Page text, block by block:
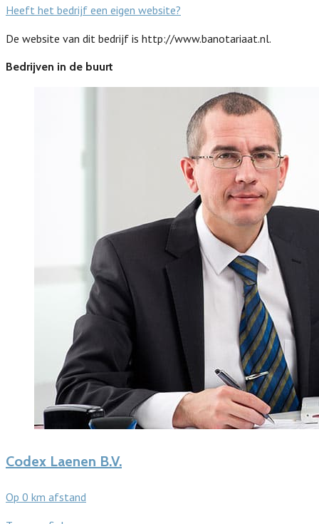
Heeft het bedrijf een eigen website?
De website van dit bedrijf is http://www.banotariaat.nl.
Bedrijven in de buurt
Codex Laenen B.V.
Op 0 km afstand